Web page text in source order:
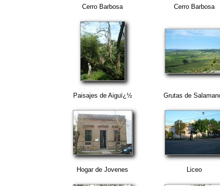
Cerro Barbosa Cerro Barbosa
Paisajes de Aiguï¿½ Grutas de
Hogar de Jovenes Liceo